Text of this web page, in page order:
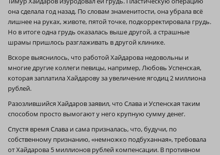
она сделала год назад. По словам знаменитости, она убрала всё
лишнее на руках, животе, пятой точке, подкорректировала грудь.
Но в итоге одна грудь оказалась выше другой, а страшные
шрамы пришлось разглаживать в другой клинике.
Вскоре выяснилось, что работой Хайдарова недовольны и
многие другие коллеги певицы, например, Любовь Успенская,
которая заплатила Хайдарову за увеличение ягодиц 2 миллиона
рублей.
Разозлившийся Хайдаров заявил, что Слава и Успенская таким
способом просто вымогают у него крупную сумму денег.
Спустя время Слава и сама призналась, что, будучи, по
собственному признанию, «немножко подбуханная», требовала
от Хайдарова 5 миллионов рублей компенсации. В противном